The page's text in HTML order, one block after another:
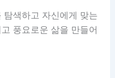
탐색하고 자신에게 맞는
풍요로운 삶을 만들어